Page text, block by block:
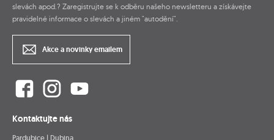
slevách apod.? Zaregistrujte se k odběru našeho newsletteru a získávejte
pravidelné informace o slevách a jiném "autodění".
Akce a novinky emailem
Kontaktujte nás
Pardubice | Dubina